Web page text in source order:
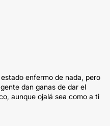
enfermo de nada, pero
dan ganas de dar el
aunque ojalá sea como a ti